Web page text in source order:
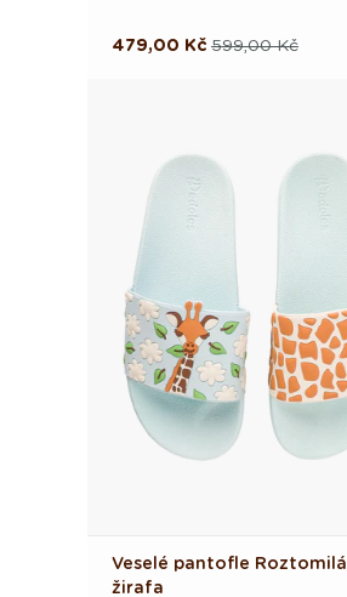
Běžná
599,00 Kč
Výprodejová
479,00 Kč
Veselé pantofle Roztomilá
žirafa